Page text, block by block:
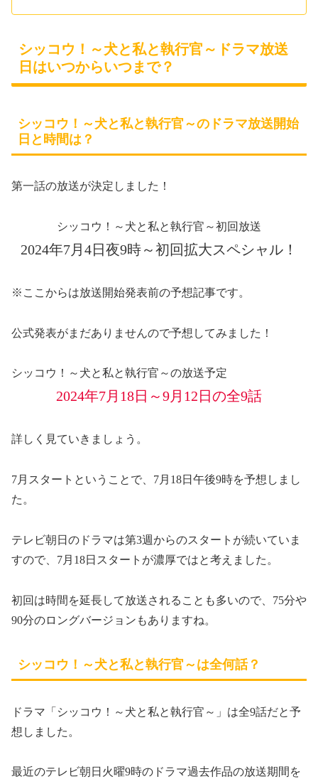
シッコウ！～犬と私と執行官～ドラマ放送
日はいつからいつまで？
シッコウ！～犬と私と執行官～のドラマ放送開始
日と時間は？
第一話の放送が決定しました！
シッコウ！～犬と私と執行官～初回放送
2024年7月4日夜9時～初回拡大スペシャル！
※ここからは放送開始発表前の予想記事です。
公式発表がまだありませんので予想してみました！
シッコウ！～犬と私と執行官～の放送予定
2024年7月18日～9月12日の全9話
詳しく見ていきましょう。
7月スタートということで、 7月18日午後9時を予想しまし
た。
テレビ朝日のドラマは第3週からのスタートが続いていま
すので、7月18日スタートが濃厚ではと考えました。
初回は時間を延長して放送されることも多いので、75分や
90分のロングバージョンもありますね。
シッコウ！～犬と私と執行官～は全何話？
ドラマ「シッコウ！ ～犬と私と執行官～ 」は全9話だと予
想しました。
最近のテレビ朝日火曜9時のドラマ過去作品の放送期間を